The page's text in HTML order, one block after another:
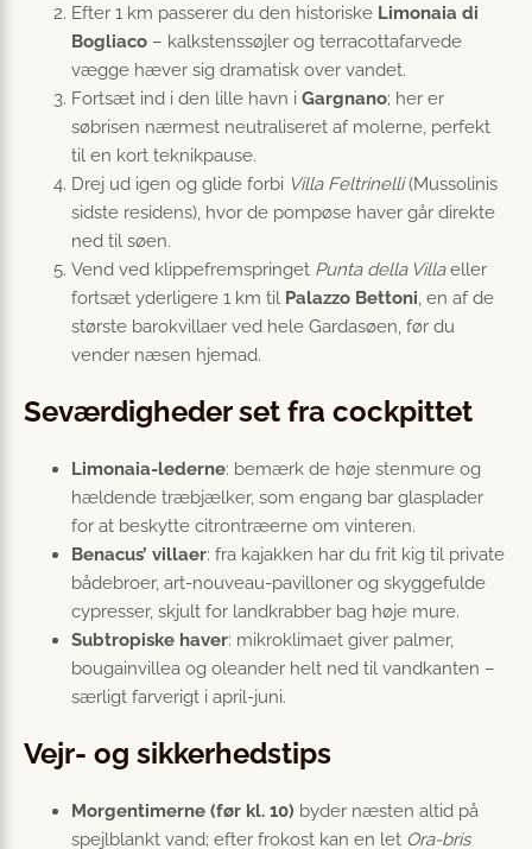
Efter 1 km passerer du den historiske Limonaia di
Bogliaco – kalkstenssøjler og terracottafarvede
vægge hæver sig dramatisk over vandet.
Fortsæt ind i den lille havn i Gargnano; her er
søbrisen nærmest neutraliseret af molerne, perfekt
til en kort teknikpause.
Drej ud igen og glide forbi Villa Feltrinelli(Mussolinis
sidste residens), hvor de pompøse haver går direkte
ned til søen.
Vend ved klippefremspringet Punta della Villaeller
fortsæt yderligere 1 km til Palazzo Bettoni, en af de
største barokvillaer ved hele Gardasøen, før du
vender næsen hjemad.
Seværdigheder set fra cockpittet
Limonaia-lederne: bemærk de høje stenmure og
hældende træbjælker, som engang bar glasplader
for at beskytte citrontræerne om vinteren.
Benacus’ villaer: fra kajakken har du frit kig til private
bådebroer, art-nouveau-pavilloner og skyggefulde
cypresser, skjult for landkrabber bag høje mure.
Subtropiske haver: mikroklimaet giver palmer,
bougainvillea og oleander helt ned til vandkanten –
særligt farverigt i april-juni.
Vejr- og sikkerhedstips
Morgentimerne (før kl. 10) byder næsten altid på
spejlblankt vand; efter frokost kan en let Ora-bris